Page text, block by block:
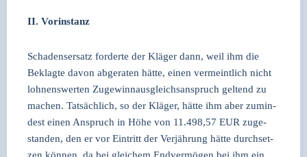
II. Vor­in­stanz
Scha­dens­er­satz for­der­te der Klä­ger dann, weil ihm die
Beklag­te davon abge­ra­ten hät­te, einen ver­meint­lich nicht
loh­nens­wer­ten Zuge­winn­aus­gleichs­an­spruch gel­tend zu
machen. Tat­säch­lich, so der Klä­ger, hät­te ihm aber zumin­
dest einen Anspruch in Höhe von 11.498,57 EUR zuge­
stan­den, den er vor Ein­tritt der Ver­jäh­rung hät­te durch­set­
zen kön­nen, da bei glei­chem End­ver­mö­gen bei ihm ein